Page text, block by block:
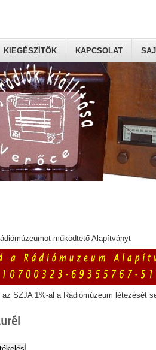
KIEGÉSZÍTŐK KAPCSOLAT
működtető Alapítványt
SZJA 1%-al a Rádiómúzeum létezését